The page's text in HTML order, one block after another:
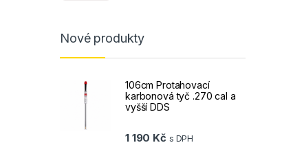
Nové produkty
106cm Protahovací
karbonová tyč .270 cal a
vyšší DDS
1 190 Kč s DPH